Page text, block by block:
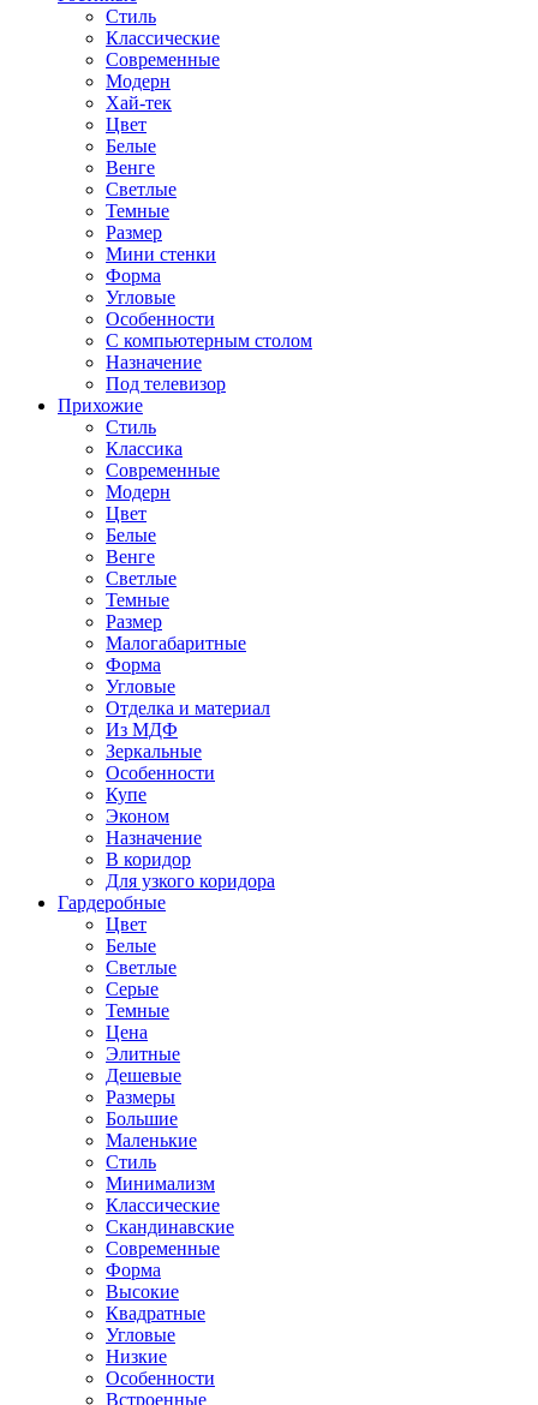
Стиль
Классические
Современные
Модерн
Хай-тек
Цвет
Белые
Венге
Светлые
Темные
Размер
Мини стенки
Форма
Угловые
Особенности
С компьютерным столом
Назначение
Под телевизор
Прихожие
Стиль
Классика
Современные
Модерн
Цвет
Белые
Венге
Светлые
Темные
Размер
Малогабаритные
Форма
Угловые
Отделка и материал
Из МДФ
Зеркальные
Особенности
Купе
Эконом
Назначение
В коридор
Для узкого коридора
Гардеробные
Цвет
Белые
Светлые
Серые
Темные
Цена
Элитные
Дешевые
Размеры
Большие
Маленькие
Стиль
Минимализм
Классические
Скандинавские
Современные
Форма
Высокие
Квадратные
Угловые
Низкие
Особенности
Встроенные